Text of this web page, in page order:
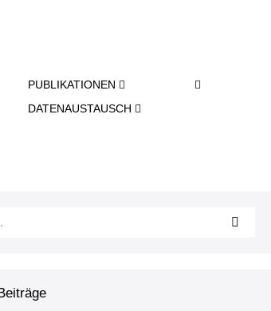
PU­BLI­KA­TIO­NEN
DA­TEN­AUS­TAUSCH
SU­